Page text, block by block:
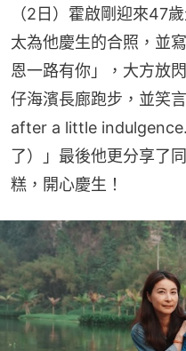
（2日）霍啟剛迎來47
太為他慶生的合照，並
恩一路有你」，大方放
仔海濱長廊跑步，並笑
after a little
了）」最後他更分享了
糕，開心慶生！